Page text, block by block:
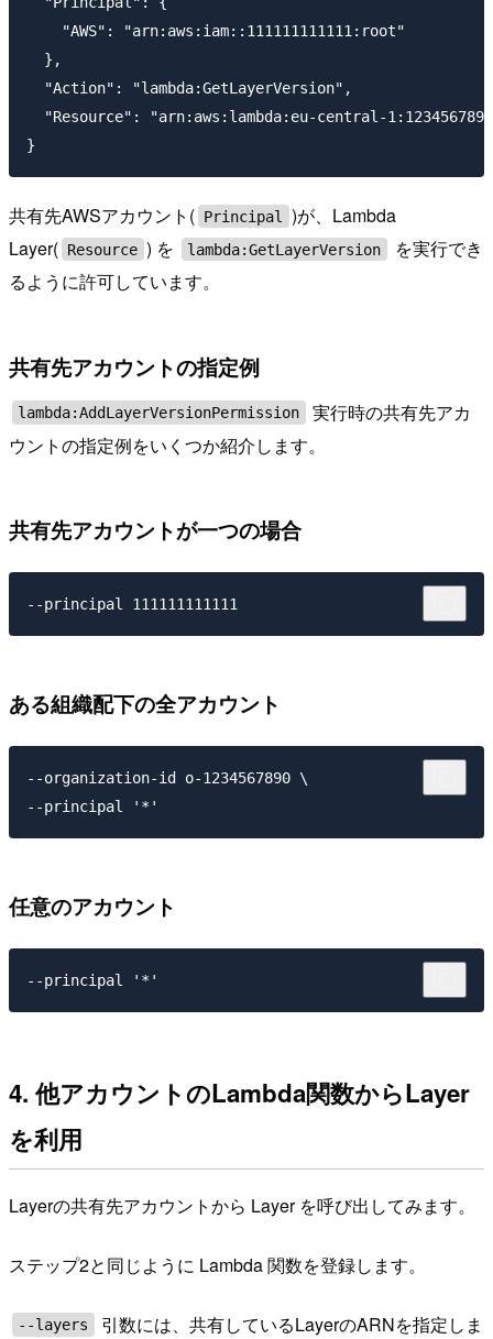
    "AWS": "arn:aws:iam::111111111111:root"
  },
  "Action": "lambda:GetLayerVersion",
"Resource": "arn:aws:lambda:eu-central-
共有先AWSアカウント( Principal
)が、Lambda
Layer( Resource ) を lambda:GetLayerVersion
を実行でき
るように許可しています。
共有先アカウントの指定例
lambda:AddLayerVersionPermission
実行時の共有先アカ
ウントの指定例をいくつか紹介します。
共有先アカウントが一つの場合
ある組織配下の全アカウント
--organization-id o-1234567890 \
任意のアカウント
4. 他アカウントのLambda関数からLayer
を利用
Layerの共有先アカウントから Layer を呼び出してみます。
ステップ2と同じように Lambda 関数を登録します。
--layers
引数には、共有しているLayerのARNを指定しま